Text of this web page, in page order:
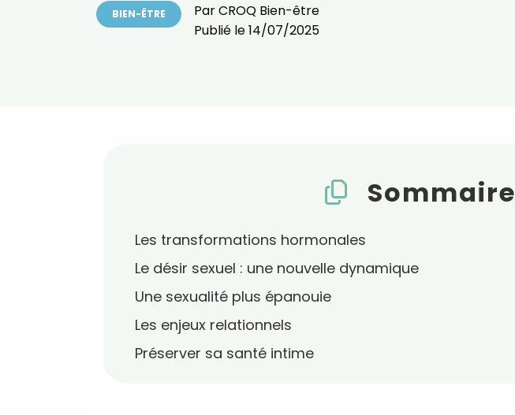
BIEN-ÊTRE ParCROQ Bien-être
Publié le14/07/2025
Sommaire
Les transformations hormonales
Le désir sexuel : une nouvelle dynamique
Une sexualité plus épanouie
Les enjeux relationnels
Préserver sa santé intime